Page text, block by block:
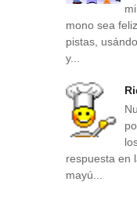
mono sea
pistas,
y...
respuesta en
mayú...